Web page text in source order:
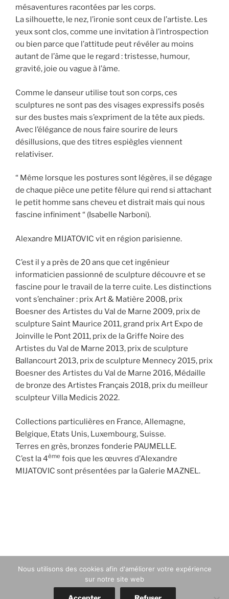
mésaventures racontées par les corps.
La silhouette, le nez, l’ironie sont ceux de l’artiste. Les
yeux sont clos, comme une invitation à l’introspection
ou bien parce que l’attitude peut révéler au moins
autant de l’âme que le regard : tristesse, humour,
gravité, joie ou vague à l’âme.
Comme le danseur utilise tout son corps, ces
sculptures ne sont pas des visages expressifs posés
sur des bustes mais s’expriment de la tête aux pieds.
Avec l’élégance de nous faire sourire de leurs
désillusions, que des titres espiègles viennent
relativiser.
“ Même lorsque les postures sont légères, il se dégage
de chaque pièce une petite fêlure qui rend si attachant
le petit homme sans cheveu et distrait mais qui nous
fascine infiniment “ (Isabelle Narboni).
Alexandre MIJATOVIC vit en région parisienne.
C’est il y a près de 20 ans que cet ingénieur
informaticien passionné de sculpture découvre et se
fascine pour le travail de la terre cuite. Les distinctions
vont s’enchaîner : prix Art & Matière 2008, prix
Boesner des Artistes du Val de Marne 2009, prix de
sculpture Saint Maurice 2011, grand prix Art Expo de
Joinville le Pont 2011, prix de la Griffe Noire des
Artistes du Val de Marne 2013, prix de sculpture
Ballancourt 2013, prix de sculpture Mennecy 2015, prix
Boesner des Artistes du Val de Marne 2016, Médaille
de bronze des Artistes Français 2018, prix du meilleur
sculpteur Villa Medicis 2022.
Collections particulières en France, Allemagne,
Belgique, Etats Unis, Luxembourg, Suisse.
Terres en grès, bronzes fonderie PAUMELLE.
C’est la 4ème fois que les œuvres d’Alexandre
MIJATOVIC sont présentées par la Galerie MAZNEL.
Nous utilisons des cookies afin d'améliorer votre expérience
sur notre site web